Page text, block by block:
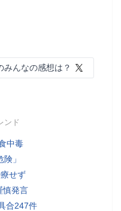
みんなの感想は？
ンド
中毒
」
せず
慎発言
合247件